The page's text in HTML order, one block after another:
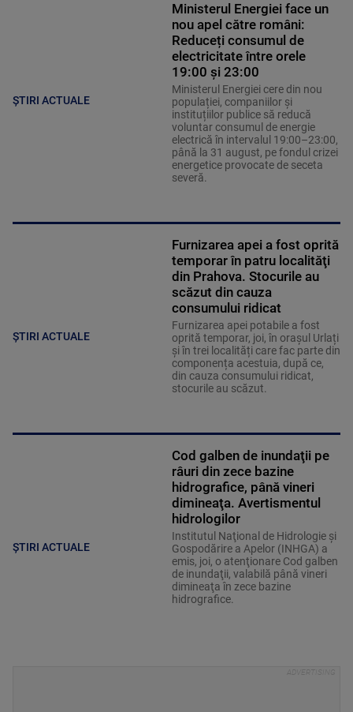
ȘTIRI ACTUALE
Ministerul Energiei face un
nou apel către români:
Reduceți consumul de
electricitate între orele
19:00 și 23:00
Ministerul Energiei cere din nou
populației, companiilor și
instituțiilor publice să reducă
voluntar consumul de energie
electrică în intervalul 19:00–23:00,
până la 31 august, pe fondul crizei
energetice provocate de seceta
severă.
ȘTIRI ACTUALE
Furnizarea apei a fost oprită
temporar în patru localităţi
din Prahova. Stocurile au
scăzut din cauza
consumului ridicat
Furnizarea apei potabile a fost
oprită temporar, joi, în orașul Urlați
și în trei localități care fac parte din
componența acestuia, după ce,
din cauza consumului ridicat,
stocurile au scăzut.
ȘTIRI ACTUALE
Cod galben de inundaţii pe
râuri din zece bazine
hidrografice, până vineri
dimineaţa. Avertismentul
hidrologilor
Institutul Naţional de Hidrologie şi
Gospodărire a Apelor (INHGA) a
emis, joi, o atenţionare Cod galben
de inundaţii, valabilă până vineri
dimineaţa în zece bazine
hidrografice.